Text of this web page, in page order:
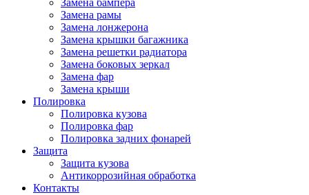
Замена бампера
Замена рамы
Замена лонжерона
Замена крышки багажника
Замена решетки радиатора
Замена боковых зеркал
Замена фар
Замена крыши
Полировка
Полировка кузова
Полировка фар
Полировка задних фонарей
Защита
Защита кузова
Антикоррозийная обработка
Контакты